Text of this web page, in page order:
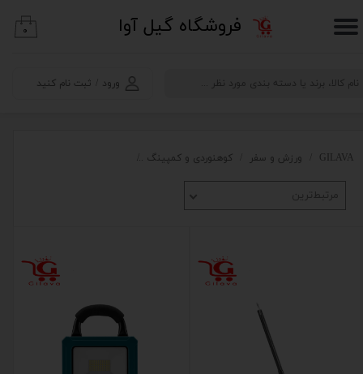
​فروشگاه گیل آوا
ورود ثبت نام کنید
حساب کاربری من
۰
GILAVA ورزش و سفر کوهنوردی و کمپینگ
مرتبط‌ترین